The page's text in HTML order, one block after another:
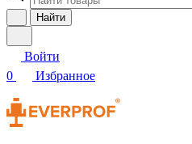
Найти
Войти
0
Избранное